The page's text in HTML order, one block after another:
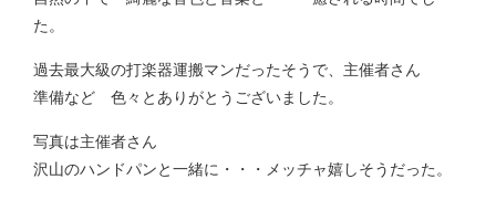
た。
過去最大級の打楽器運搬マンだったそうで、主催者さん
準備など 色々とありがとうございました。
写真は主催者さん
沢山のハンドパンと一緒に・・・メッチャ嬉しそうだった。